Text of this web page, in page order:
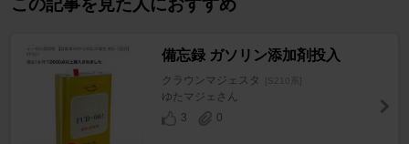
この記事を見た人におすすめ
備忘録 ガソリン添加剤投入
クラウンマジェスタ [S210系]
ゆたマジェさん
3
0